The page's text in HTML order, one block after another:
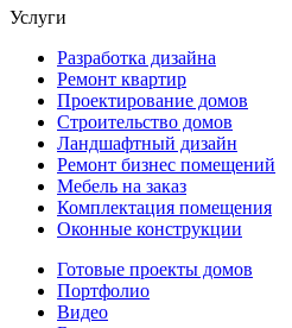
Услуги
Разработка дизайна
Ремонт квартир
Проектирование домов
Строительство домов
Ландшафтный дизайн
Ремонт бизнес помещений
Мебель на заказ
Комплектация помещения
Оконные конструкции
Готовые проекты домов
Портфолио
Видео